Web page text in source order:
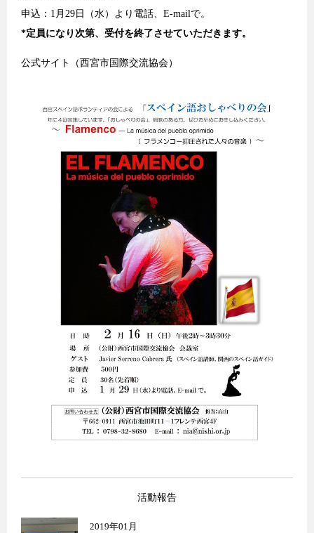
申込：1月29日（水）より電話、E-mailで。
*定員になり次第、受付を終了させていただきます。
公式サイト（西宮市国際交流協会）
活動報告
2019年01月